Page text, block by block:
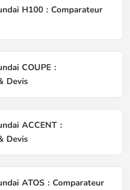
H100 : Comparateur
COUPE :
Devis
ACCENT :
Devis
ATOS : Comparateur